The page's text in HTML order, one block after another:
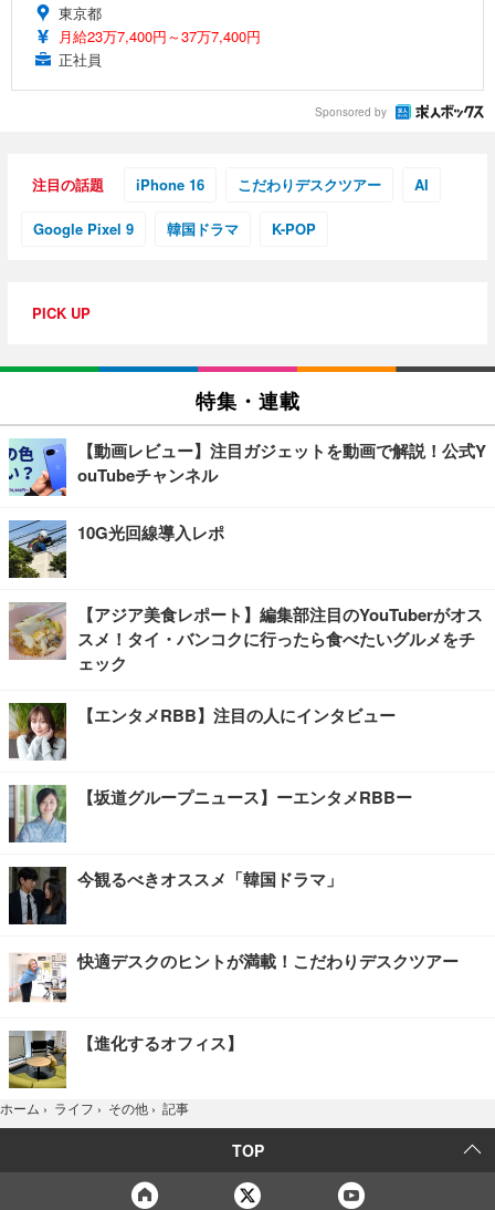
東京都
月給23万7,400円～37万7,400円
正社員
Sponsored by
注目の話題 iPhone 16 こだわりデスクツアー AI
Google Pixel 9 韓国ドラマ K-POP
PICK UP
特集・連載
【動画レビュー】注目ガジェットを動画で解説！公式Y
ouTubeチャンネル
10G光回線導入レポ
【アジア美食レポート】編集部注目のYouTuberがオス
スメ！タイ・バンコクに行ったら食べたいグルメをチ
ェック
【エンタメRBB】注目の人にインタビュー
【坂道グループニュース】ーエンタメRBBー
今観るべきオススメ「韓国ドラマ」
快適デスクのヒントが満載！こだわりデスクツアー
【進化するオフィス】
ホーム › ライフ › その他 › 記事
TOP